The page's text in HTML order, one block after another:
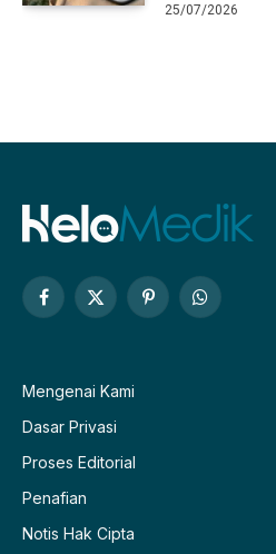
25/07/2026
Facebook
X
PinterestWhatsApp
Mengenai Kami
Dasar Privasi
Proses Editorial
Penafian
Notis Hak Cipta